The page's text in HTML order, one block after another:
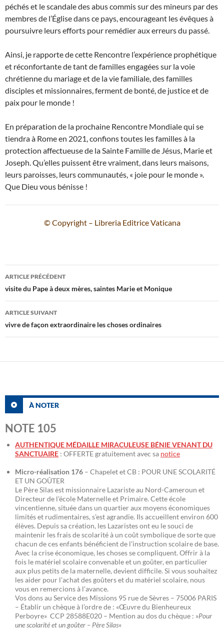
péchés et le scandale des abus commis sur des mineurs par des
membres de l’Église dans ce pays, encourageant les évêques à
poursuivre leurs efforts pour remédier aux erreurs du passé.
Ainsi, je rapporte de cette Rencontre l’expérience prophétique
et réconfortante de tant de familles engagées sur la voie
chrétienne du mariage et de la vie familiale, des familles
disciples et missionnaires, ferment de bonté, de justice et de
paix pour le monde !
En préparation de la prochaine Rencontre Mondiale qui se
tiendra à Rome en 2021, confions toutes les familles à la
protection affectueuse de la Sainte Famille de Jésus, Marie et
Joseph. Qu’elles puissent être vraiment, dans leurs maisons,
leurs paroisses, leurs communautés, « joie pour le monde ».
Que Dieu vous bénisse !
© Copyright – Libreria Editrice Vaticana
Navigation
des
articles
ARTICLE PRÉCÉDENT
visite du Pape à deux mères, saintes Marie et Monique
ARTICLE SUIVANT
vivre de façon extraordinaire les choses ordinaires
À NOTER
NOTE 105
AUTHENTIQUE MÉDAILLE MIRACULEUSE BÉNIE VENANT DU
SANCTUAIRE : OFFERTE gratuitement avec sa notice
Micro-réalisation 176 – Chapelet et CB : POUR UNE SCOLARITÉ
ET UN GOÛTER
Le Père Silas est missionnaire Lazariste au Nord-Cameroun et
Directeur de l’école Maternelle et Primaire. Cette école
vincentienne, située dans un quartier aux moyens économiques
limités et rudimentaires, s’est agrandie. Ils accueillent environ 600
élèves. Depuis sa création, les Lazaristes ont eu le souci de
maintenir les frais de scolarité à un coût symbolique de sorte que
chacun de ces enfants bénéficient de l’instruction scolaire de base.
Avec la crise économique, les choses se compliquent. Offrir à la
fois le matériel scolaire convenable et un goûter, en particulier
aux plus petits de la maternelle, devient difficile. Si vous souhaitez
les aider pour l’achat des goûters et du matériel scolaire, nous
vous en remercions à l’avance.
Vos dons au Service des Missions 95 rue de Sèvres – 75006 PARIS
– Établir un chèque à l’ordre de : «Œuvre du Bienheureux
Perboyre» CCP 28588E020 – Mention au dos du chèque : »Pour
une scolarité et un goûter – Père Silas«